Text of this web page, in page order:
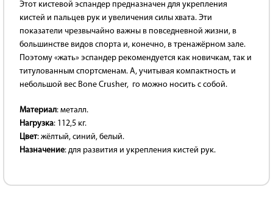
Этот кистевой эспандер предназначен для укрепления
кистей и пальцев рук и увеличения силы хвата. Эти
показатели чрезвычайно важны в повседневной жизни, в
большинстве видов спорта и, конечно, в тренажёрном зале.
Поэтому «жать» эспандер рекомендуется как новичкам, так и
титулованным спортсменам. А, учитывая компактность и
небольшой вес Bone Crusher, го можно носить с собой.
Материал: металл.
Нагрузка: 112,5 кг.
Цвет: жёлтый, синий, белый.
Назначение: для развития и укрепления кистей рук.